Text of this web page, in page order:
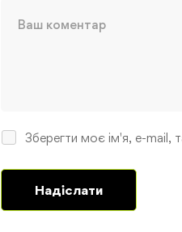
Зберегти моє ім'я, e-mail,